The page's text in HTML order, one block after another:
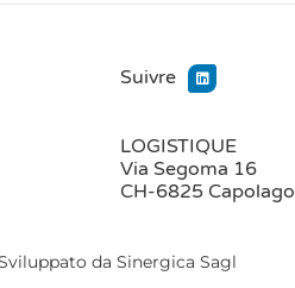
Suivre
LOGISTIQUE
Via Segoma 16
CH-6825 Capolago
da Sinergica Sagl